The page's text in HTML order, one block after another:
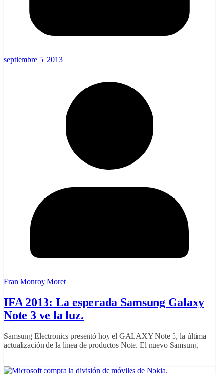
septiembre 5, 2013
Fran Monroy Moret
IFA 2013: La esperada Samsung Galaxy
Note 3 ve la luz.
Samsung Electronics presentó hoy el GALAXY Note 3, la última
actualización de la línea de productos Note. El nuevo Samsung